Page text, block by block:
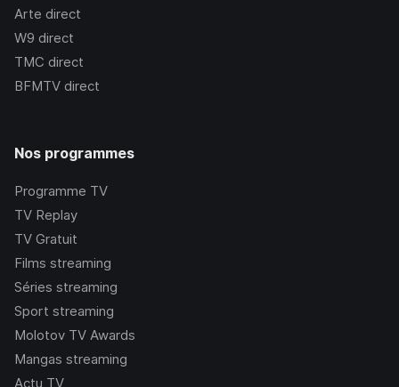
Arte direct
W9 direct
TMC direct
BFMTV direct
Nos programmes
Programme TV
TV Replay
TV Gratuit
Films streaming
Séries streaming
Sport streaming
Molotov TV Awards
Mangas streaming
Actu TV